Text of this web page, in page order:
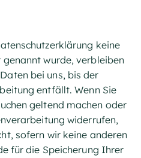
keine
wurde, verbleiben
bei uns, bis der
entfällt. Wenn Sie
geltend machen oder
widerrufen,
sofern wir keine anderen
für die Speicherung Ihrer